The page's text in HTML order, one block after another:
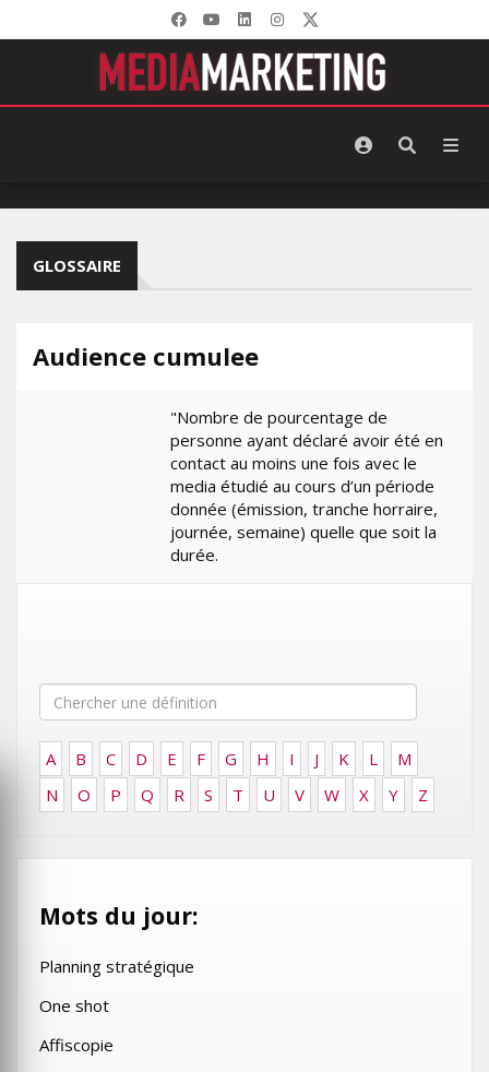
GLOSSAIRE
Audience cumulee
"Nombre de pourcentage de
personne ayant déclaré avoir été en
contact au moins une fois avec le
media étudié au cours d’un période
donnée (émission, tranche horraire,
journée, semaine) quelle que soit la
durée.
A B C D E F G H I J K L
M
N
O P Q R S T U V W X Y Z
Mots du jour:
Planning stratégique
One shot
Affiscopie